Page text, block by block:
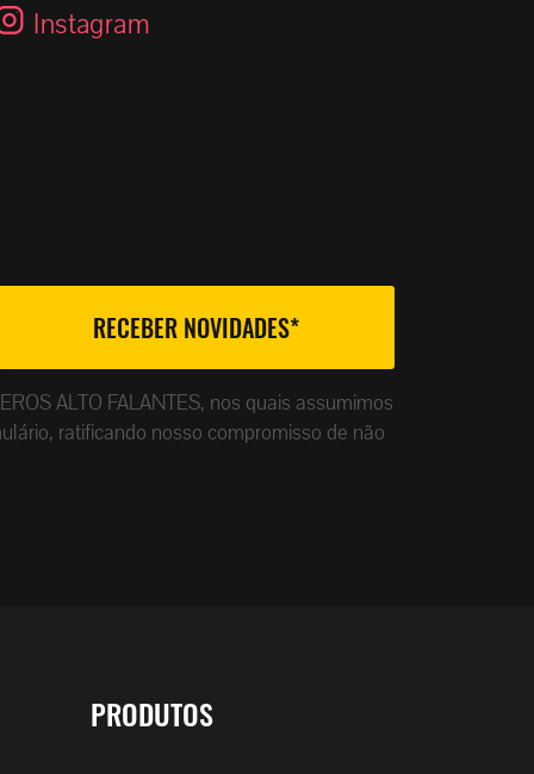
Instagram
ALTO FALANTES, nos quais assumimos
ratificando nosso compromisso de não
PRODUTOS